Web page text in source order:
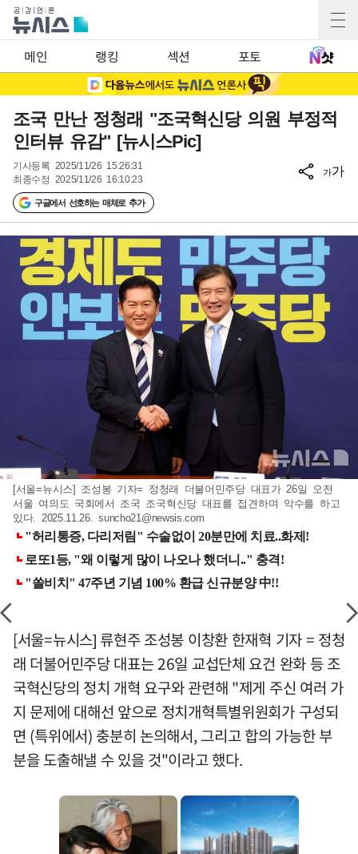
메인 랭킹 섹션 포토
조국 만난 정청래 "조국혁신당 의원 부정적
인터뷰 유감" [뉴시스Pic]
기사등록 2025/11/26 15:26:31
최종수정 2025/11/26 16:10:23
구글에서 선호하는 매체로 추가
가가
[서울=뉴시스] 조성봉 기자= 정청래 더불어민주당 대표가 26일 오전
서울 여의도 국회에서 조국 조국혁신당 대표를 접견하며 악수를 하고
있다. 2025.11.26.suncho21@newsis.com
[서울=뉴시스] 류현주 조성봉 이창환 한재혁 기자 = 정청
래 더불어민주당 대표는 26일 교섭단체 요건 완화 등 조
국혁신당의 정치 개혁 요구와 관련해 "제게 주신 여러 가
지 문제에 대해선 앞으로 정치개혁특별위원회가 구성되
면 (특위에서) 충분히 논의해서, 그리고 합의 가능한 부
분을 도출해낼 수 있을 것"이라고 했다.